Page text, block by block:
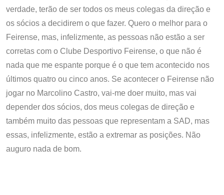
verdade, terão de ser todos os meus colegas da direção e
os sócios a decidirem o que fazer. Quero o melhor para o
Feirense, mas, infelizmente, as pessoas não estão a ser
corretas com o Clube Desportivo Feirense, o que não é
nada que me espante porque é o que tem acontecido nos
últimos quatro ou cinco anos. Se acontecer o Feirense não
jogar no Marcolino Castro, vai-me doer muito, mas vai
depender dos sócios, dos meus colegas de direção e
também muito das pessoas que representam a SAD, mas
essas, infelizmente, estão a extremar as posições. Não
auguro nada de bom.